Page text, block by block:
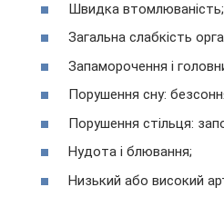
Швидка втомлюваність;
Загальна слабкість
Запаморочення і
Порушення сну:
Порушення стільця:
Нудота і блювання;
Низький або високий